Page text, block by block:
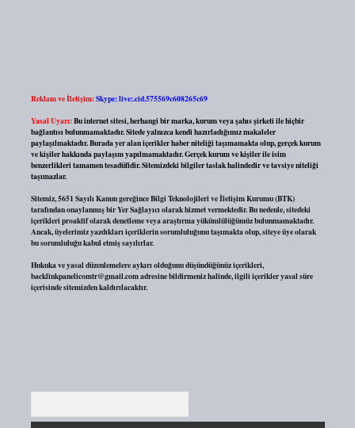
Reklam ve İletişim:Skype: live:.cid.575569c608265c69
Yasal Uyarı:Bu internet sitesi, herhangi bir marka, kurum veya şahıs şirketi ile hiçbir
bağlantısı bulunmamaktadır. Sitede yalnızca kendi hazırladığımız makaleler
paylaşılmaktadır. Burada yer alan içerikler haber niteliği taşımamakta olup, gerçek kurum
ve kişiler hakkında paylaşım yapılmamaktadır. Gerçek kurum ve kişiler ile isim
benzerlikleri tamamen tesadüfidir. Sitemizdeki bilgiler taslak halindedir ve tavsiye niteliği
taşımazlar.
Sitemiz, 5651 Sayılı Kanun gereğince Bilgi Teknolojileri ve İletişim Kurumu (BTK)
tarafından onaylanmış bir Yer Sağlayıcı olarak hizmet vermektedir. Bu nedenle, sitedeki
içerikleri proaktif olarak denetleme veya araştırma yükümlülüğümüz bulunmamaktadır.
Ancak, üyelerimiz yazdıkları içeriklerin sorumluluğunu taşımakta olup, siteye üye olarak
bu sorumluluğu kabul etmiş sayılırlar.
Hukuka ve yasal düzenlemelere aykırı olduğunu düşündüğünüz içerikleri,
backlinkpanelicomtr@gmail.comadresine bildirmeniz halinde, ilgili içerikler yasal süre
içerisinde sitemizden kaldırılacaktır.